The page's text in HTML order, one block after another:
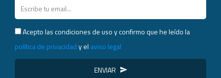
Acepto las condiciones de uso y confirmo que he leído la
política de privacidady el aviso legal
ENVIAR